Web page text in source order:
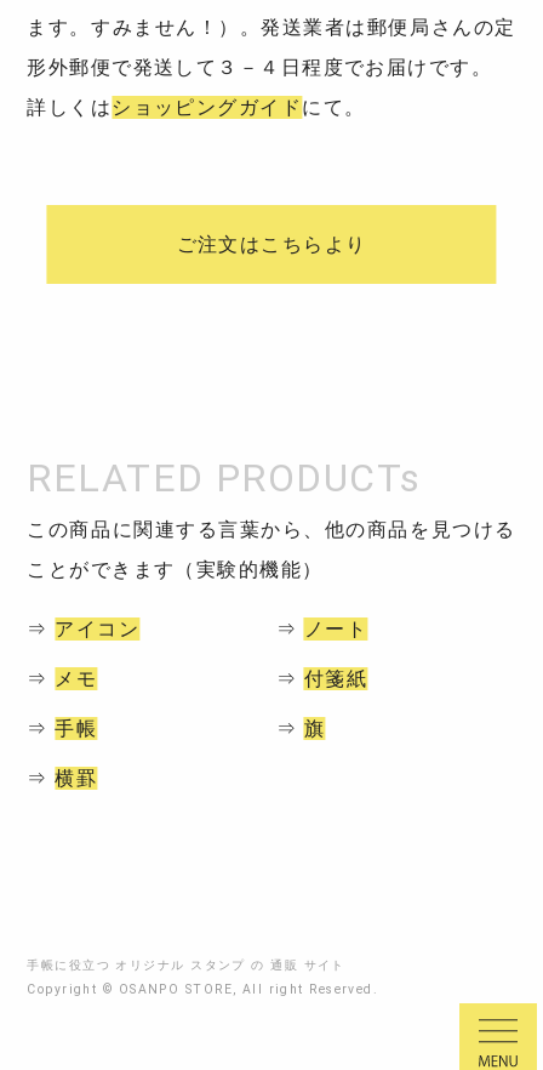
ます。すみません！）。発送業者は郵便局さんの定
形外郵便で発送して３－４日程度でお届けです。
詳しくは ショッピングガイド にて。
ご注文はこちらより
この商品に関連する言葉から、他の商品を見つける
ことができます（実験的機能）
⇒ アイコン ⇒ ノート
⇒ メモ ⇒ 付箋紙
⇒手帳 ⇒ 旗
⇒横罫
手帳に役立つ オリジナル スタンプ の 通販 サイト
Copyright © OSANPO STORE, All right Reserved.
MENU